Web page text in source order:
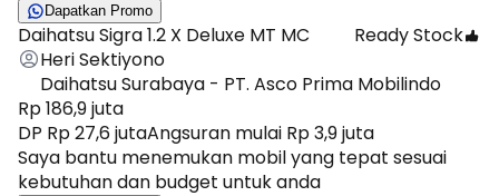
Dapatkan Promo
Daihatsu Sigra 1.2 X Deluxe MT MC
Ready Stock
Heri Sektiyono
Daihatsu Surabaya - PT. Asco Prima Mobilindo
Rp 186,9 juta
DP Rp 27,6 jutaAngsuran mulai Rp 3,9 juta
Saya bantu menemukan mobil yang tepat sesuai
kebutuhan dan budget untuk anda